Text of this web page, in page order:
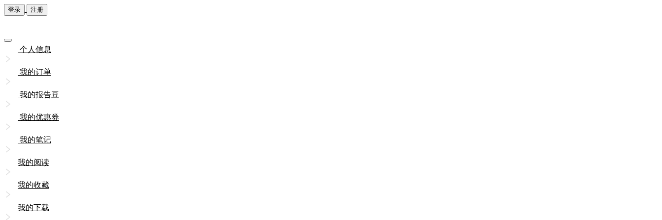
登录 注册
个人信息
我的订单
我的报告豆
我的优惠券
我的笔记
我的阅读
我的收藏
我的下载